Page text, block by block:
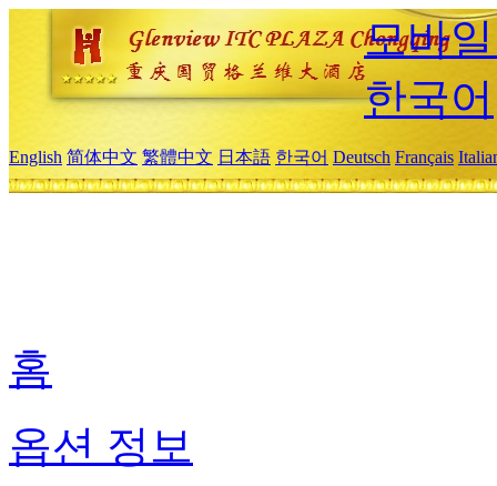
모바
한국어
English 简体中文 繁體中文 日本語 한국어 Deutsch Français
홈
옵션 정보